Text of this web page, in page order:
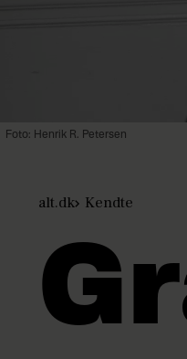
Foto: Henrik R. Petersen
alt.dk Kendte